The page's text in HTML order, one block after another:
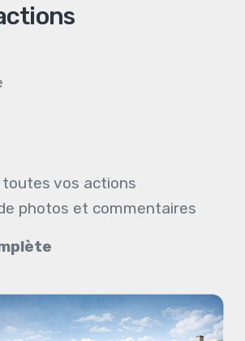
vos actions
photos et commentaires